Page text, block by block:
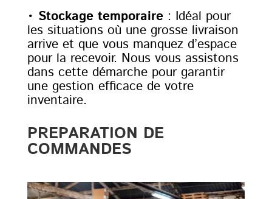
• Stockage temporaire: Idéal pour
les situations où une grosse livraison
arrive et que vous manquez d’espace
pour la recevoir. Nous vous assistons
dans cette démarche pour garantir
une gestion efficace de votre
inventaire.
PREPARATION DE
COMMANDES